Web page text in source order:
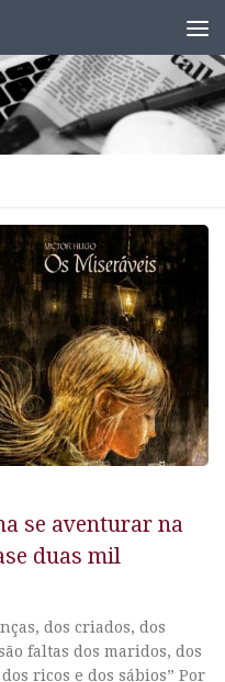
se aventurar na
duas mil
dos criados, dos
faltas dos maridos, dos
ricos e dos sábios” Por